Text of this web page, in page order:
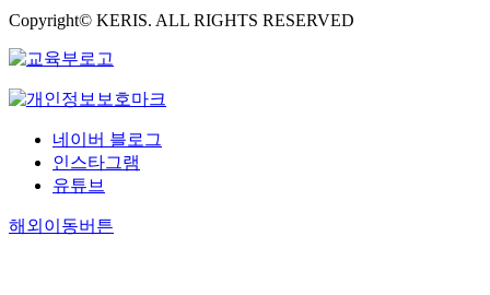
Copyright© KERIS. ALL RIGHTS RESERVED
네이버 블로그
인스타그램
유튜브
해외이동버튼